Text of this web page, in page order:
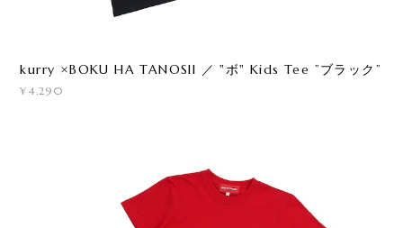
kurry ×BOKU HA TANOSII ／ "ボ" Kids Tee ”ブラック”
¥4,290